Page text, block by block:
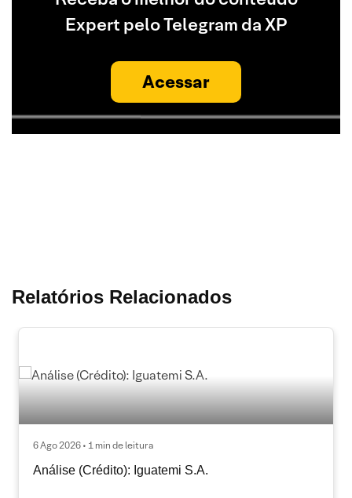
Expert pelo Telegram da XP
Acessar
Relatórios Relacionados
6 Ago 2026 • 1 min de leitura
Análise (Crédito): Iguatemi S.A.